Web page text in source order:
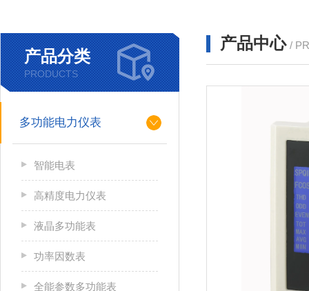
产品分类
PRODUCTS
多功能电力仪表
智能电表
高精度电力仪表
液晶多功能表
功率因数表
全能参数多功能表
产品中心 /